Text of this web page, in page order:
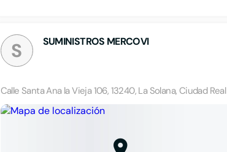
S SUMINISTROS MERCOVI
Calle Santa Ana la Vieja 106, 13240, La Solana, Ciudad Real